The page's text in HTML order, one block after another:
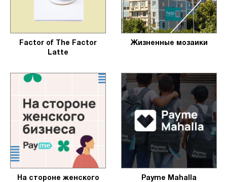
Factor of The Factor
Latte
Жизненные мозаики
На стороне женского
Payme Mahalla